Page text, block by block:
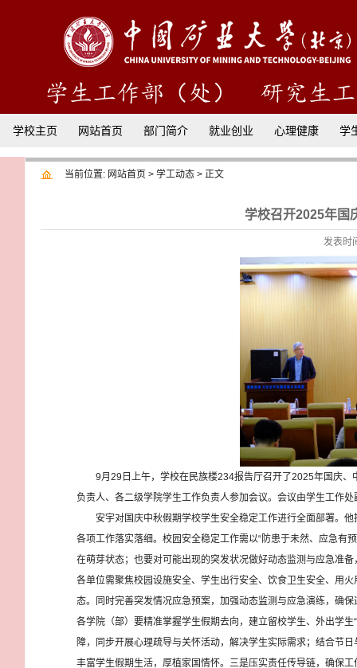
学校主页 网站首页 部门简介 就业创业 心理健康 学
当前位置: 网站首页 > 学工动态 > 正文
学校召开2025年国
发表
9月29日上午，学校在民族楼234报告厅召开了2025年国庆
负责人、各二级学院学生工作负责人参加会议。会议由学生工作
安宇对国庆中秋假期学校学生安全稳定工作进行全面部署。
各项工作落实落细。校园安全稳定工作需以“防患于未然、应急有
在萌芽状态；也要对可能出现的突发状况做好动态监测与应急准
各单位需聚焦校园设施安全、学生出行安全、饮食卫生安全、用
态。同时完善突发情况应急预案，加强动态监测与应急演练，确
各学院（部）要精准掌握学生假期去向，建立留校学生、外出学
障，同步开展心理疏导与关怀活动，解决学生实际需求；结合节
丰富学生假期生活，厚植家国情怀。三是压实责任传导链，确保